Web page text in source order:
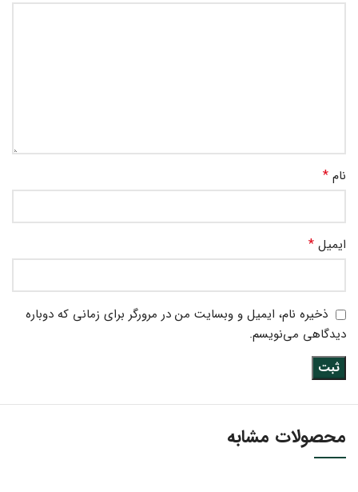
نام *
ایمیل *
ذخیره نام، ایمیل و وبسایت من در مرورگر برای زمانی که دوباره
دیدگاهی می‌نویسم.
محصولات مشابه